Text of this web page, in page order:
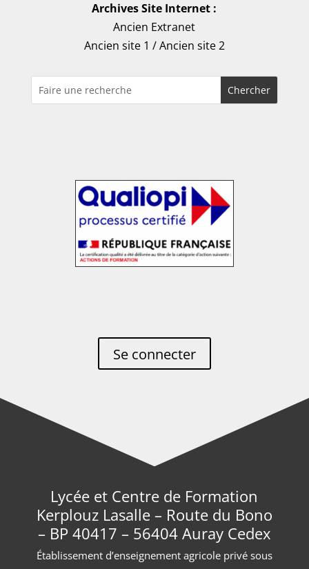
Archives Site Internet :
Ancien Extranet
Ancien site 1 /Ancien site 2
Se connecter
Lycée et Centre de Formation
Kerplouz Lasalle – Route du Bono
– BP 40417 – 56404 Auray Cedex
Établissement d’enseignement agricole privé sous